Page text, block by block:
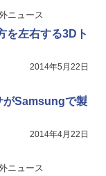
ニュース
を左右する3Dト
2014年5月22日
がSamsungで製
2014年4月22日
ニュース